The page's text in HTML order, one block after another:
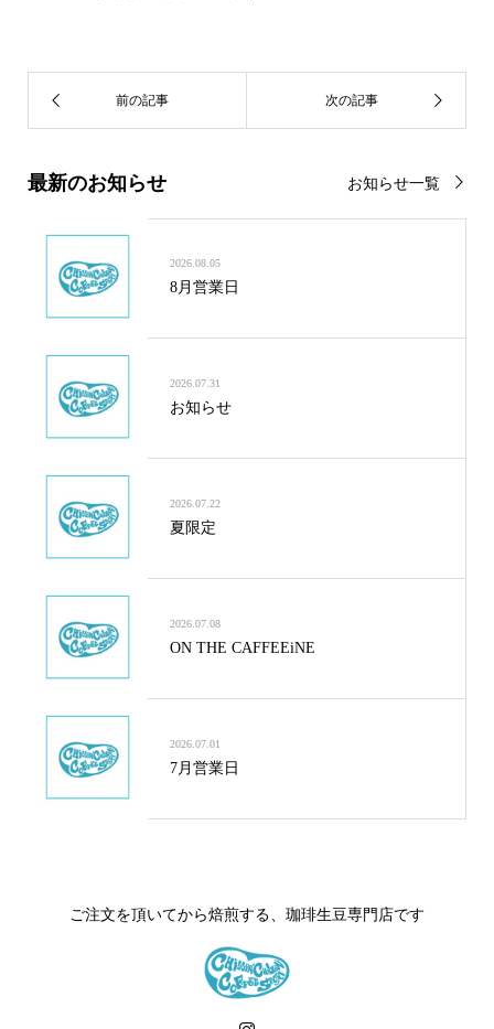
最新のお知らせ お知らせ一覧
2026.08.05
8月営業日
2026.07.31
お知らせ
2026.07.22
夏限定
2026.07.08
ON THE CAFFEEiNE
2026.07.01
7月営業日
ご注文を頂いてから焙煎する、珈琲生豆専門店です